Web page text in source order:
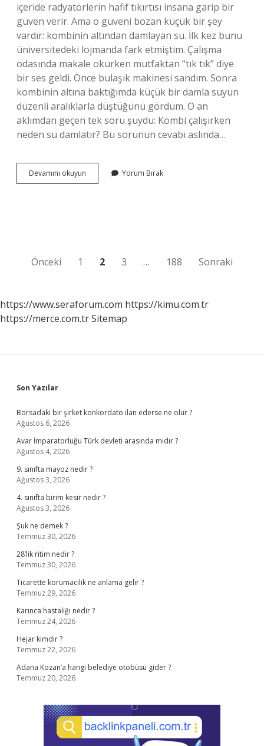
içeride radyatörlerin hafif tıkırtısı insana garip bir
güven verir. Ama o güveni bozan küçük bir şey
vardır: kombinin altından damlayan su. İlk kez bunu
üniversitedeki lojmanda fark etmiştim. Çalışma
odasında makale okurken mutfaktan “tık tık” diye
bir ses geldi. Önce bulaşık makinesi sandım. Sonra
kombinin altına baktığımda küçük bir damla suyun
düzenli aralıklarla düştüğünü gördüm. O an
aklımdan geçen tek soru şuydu: Kombi çalışırken
neden su damlatır? Bu sorunun cevabı aslında…
Devamını okuyun
çalışırken
Yorum Bırak
Yazı
Önceki 1 2 3 … 188 Sonraki
https://www.seraforum.com https://kimu.com.tr
https://merce.com.trSitemap
Sidebar
Son Yazılar
Borsadaki bir şirket konkordato ilan ederse ne olur ?
Ağustos 6, 2026
Avar İmparatorluğu Türk devleti arasında mıdır ?
Ağustos 4, 2026
9. sınıfta mayoz nedir ?
Ağustos 3, 2026
4. sınıfta birim kesir nedir ?
Ağustos 3, 2026
Şuk ne demek ?
Temmuz 30, 2026
28’lik ritim nedir ?
Temmuz 30, 2026
Ticarette korumacilik ne anlama gelir ?
Temmuz 29, 2026
Karınca hastalığı nedir ?
Temmuz 24, 2026
Hejar kimdir ?
Temmuz 22, 2026
Adana Kozan’a hangi belediye otobüsü gider ?
Temmuz 20, 2026